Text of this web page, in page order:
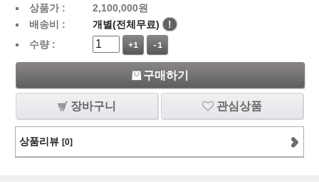
상품가 : 2,100,000원
배송비 :
개별(전체무료)
!
수량 :
+1 -1
구매하기
장바구니 관심상품
상품리뷰 [0]